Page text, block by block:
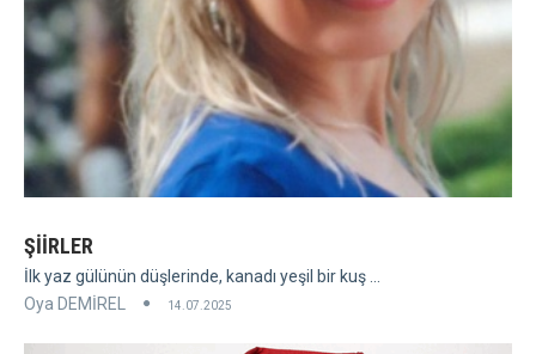
ŞİİRLER
İlk yaz gülünün düşlerinde, kanadı yeşil bir kuş ...
Oya DEMİREL
14.07.2025